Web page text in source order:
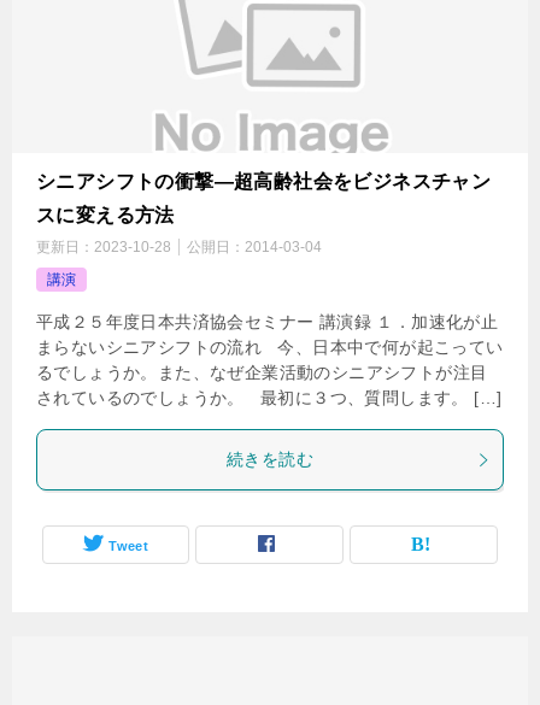
シニアシフトの衝撃―超高齢社会をビジネスチャン
スに変える方法
更新日： 2023-10-28 公開日： 2014-03-04
講演
平成２５年度日本共済協会セミナー 講演録 １．加速化が止
まらないシニアシフトの流れ 今、日本中で何が起こってい
るでしょうか。また、なぜ企業活動のシニアシフトが注目
されているのでしょうか。 最初に３つ、質問します。 […]
続きを読む
Tweet